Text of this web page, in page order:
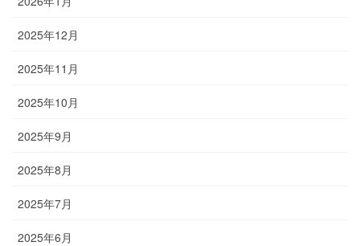
2025年12月
2025年11月
2025年10月
2025年9月
2025年8月
2025年7月
2025年6月